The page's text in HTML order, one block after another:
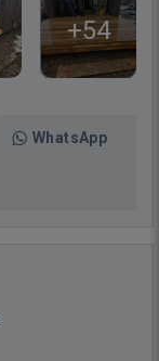
+54
WhatsApp